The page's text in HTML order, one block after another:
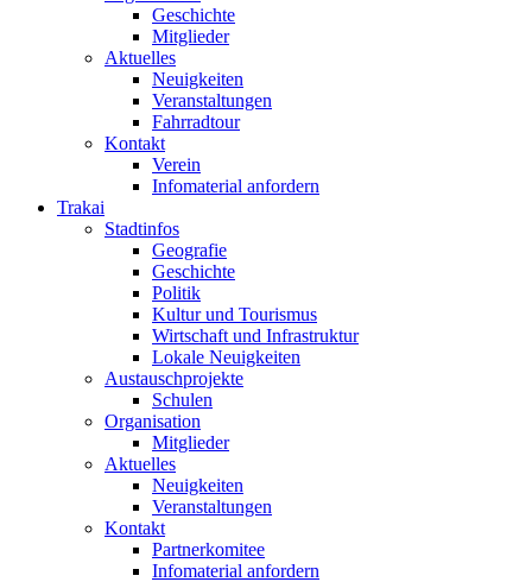
Geschichte
Mitglieder
Aktuelles
Neuigkeiten
Veranstaltungen
Fahrradtour
Kontakt
Verein
Infomaterial anfordern
Trakai
Stadtinfos
Geografie
Geschichte
Politik
Kultur und Tourismus
Wirtschaft und Infrastruktur
Lokale Neuigkeiten
Austauschprojekte
Schulen
Organisation
Mitglieder
Aktuelles
Neuigkeiten
Veranstaltungen
Kontakt
Partnerkomitee
Infomaterial anfordern